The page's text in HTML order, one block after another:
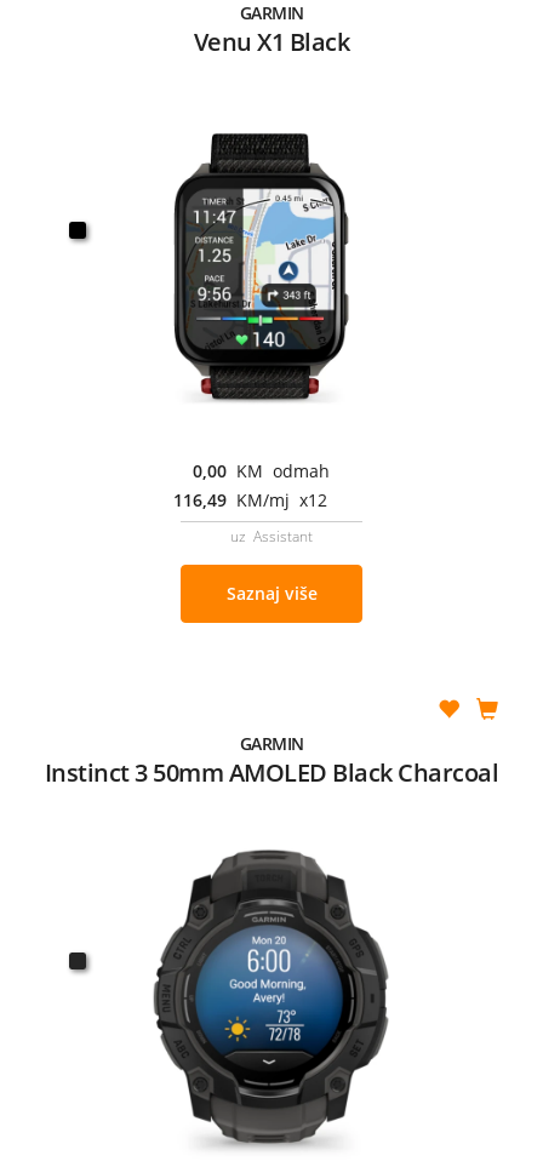
GARMIN
Venu X1 Black
0,00 KM odmah
116,49 KM/mj x12
uz Assistant
Saznaj više
GARMIN
Instinct 3 50mm AMOLED Black Charcoal